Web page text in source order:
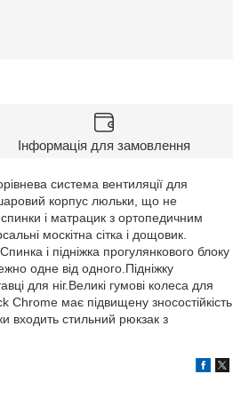
Інформація для замовлення
система вентиляції для
корпус люльки, що не
і матрацик з ортопедичним
москітна сітка і дощовик.
і підніжка прогулянкового блоку
одне від одного.Підніжку
для ніг.Великі гумові колеса для
Chrome має підвищену зносостійкість
входить стильний рюкзак з